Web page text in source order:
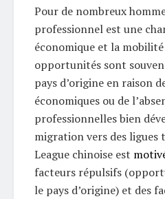
Pour de nombreux
professionnel est une
économique et la mobilité
opportunités sont
pays d’origine en raison
économiques ou de
professionnelles bien
migration vers des ligues
League chinoise est
facteurs répulsifs
le pays d’origine) et des